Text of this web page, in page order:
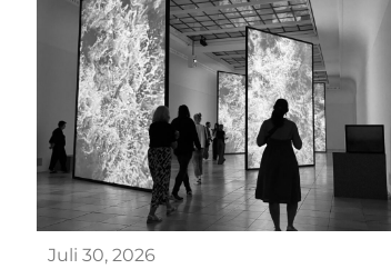
Juli 30, 2026